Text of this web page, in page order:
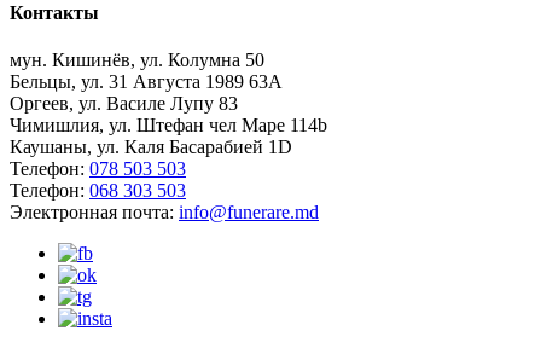
Контакты
мун. Кишинёв, ул. Колумна 50
Бельцы, ул. 31 Августа 1989 63А
Оргеев, ул. Василе Лупу 83
Чимишлия, ул. Штефан чел Маре 114b
Каушаны, ул. Каля Басарабией 1D
Телефон: 078 503 503
Телефон: 068 303 503
Электронная почта: info@funerare.md